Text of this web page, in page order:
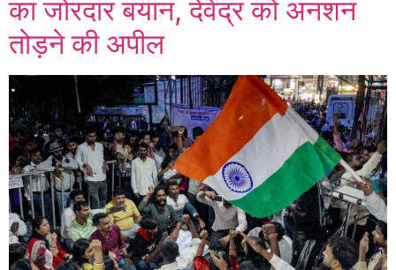
का जोरदार बयान, देवेंद्र को अनशन
तोड़ने की अपील